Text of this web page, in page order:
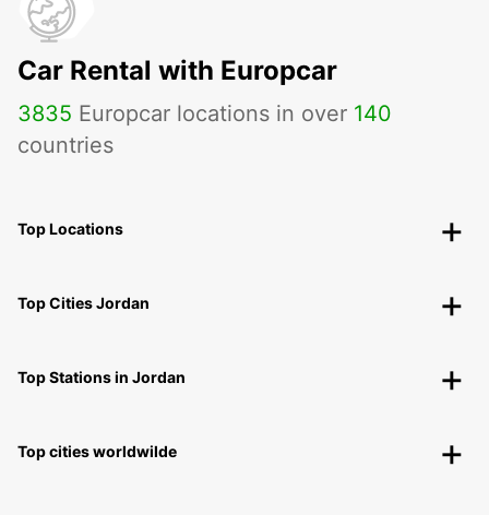
Car Rental with Europcar
3835 Europcar locations in over 140
countries
Top Locations
Top Cities Jordan
Top Stations in Jordan
Top cities worldwilde